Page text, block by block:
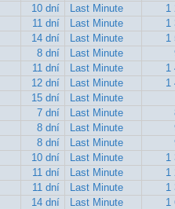
10 dní Last Minute
1
11 dní Last Minute
1
14 dní Last Minute
1
8 dní Last Minute
11 dní Last Minute
1
12 dní Last Minute
1
15 dní
Last Minute
7 dní Last Minute
8 dní Last Minute
8 dní Last Minute
10 dní Last Minute
1
11 dní Last Minute
1
11 dní Last Minute
1
14 dní Last Minute
1